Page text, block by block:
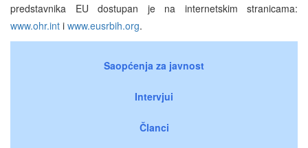
predstavnika EU dostupan je na internetskim stranicama:
www.ohr.int i www.eusrbih.org.
Saopćenja za javnost
Intervjui
Članci